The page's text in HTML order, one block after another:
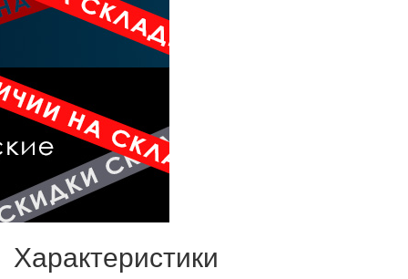
Характеристики